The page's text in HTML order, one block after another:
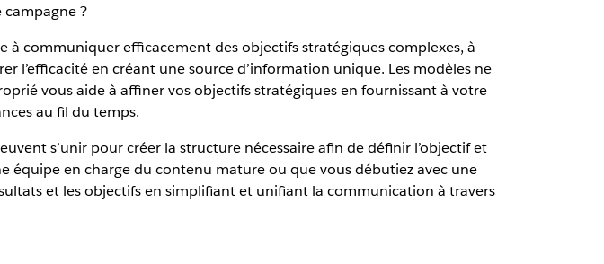
?
communiquer efficacement des objectifs stratégiques complexes, à
l’efficacité en créant une source d’information unique. Les modèles ne
vous aide à affiner vos objectifs stratégiques en fournissant à votre
au fil du temps.
s’unir pour créer la structure nécessaire afin de définir l’objectif et
équipe en charge du contenu mature ou que vous débutiez avec une
et les objectifs en simplifiant et unifiant la communication à travers